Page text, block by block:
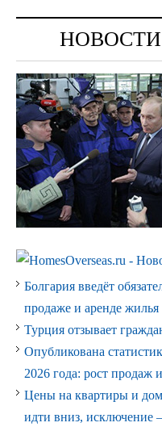
Болгария введёт
продаже и аренде жилья
Турция отзывает
Опубликована
2026 года: рост продаж
Цены на квартиры и
идти вниз, исключение